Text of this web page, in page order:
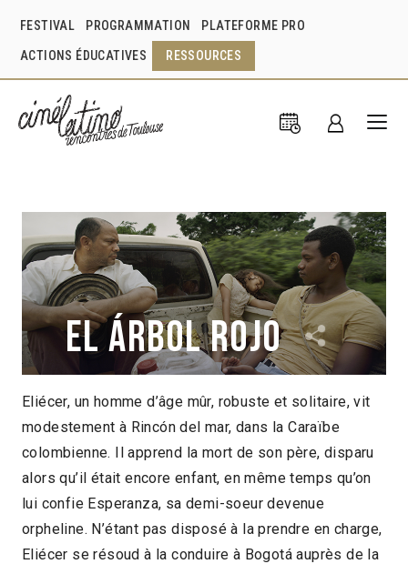
FESTIVAL PROGRAMMATION PLATEFORME PRO
ACTIONS ÉDUCATIVES RESSOURCES
El árbol rojo
Joan Gómez Endara Colombie 2021
1h34
Eliécer, un homme d’âge mûr, robuste et solitaire, vit
modestement à Rincón del mar, dans la Caraïbe
colombienne. Il apprend la mort de son père, disparu
alors qu’il était encore enfant, en même temps qu’on
lui confie Esperanza, sa demi-soeur devenue
orpheline. N’étant pas disposé à la prendre en charge,
Eliécer se résoud à la conduire à Bogotá auprès de la